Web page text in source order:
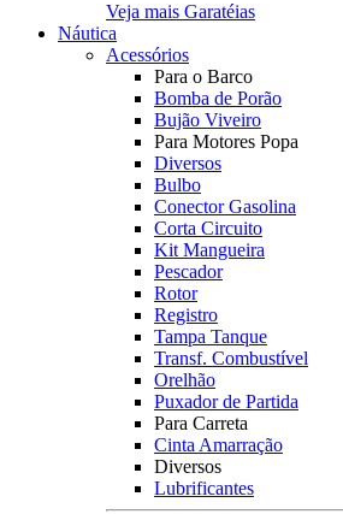
Veja mais Garatéias
Náutica
Acessórios
Para o Barco
Bomba de Porão
Bujão Viveiro
Para Motores Popa
Diversos
Bulbo
Conector Gasolina
Corta Circuito
Kit Mangueira
Pescador
Rotor
Registro
Tampa Tanque
Transf. Combustível
Orelhão
Puxador de Partida
Para Carreta
Cinta Amarração
Diversos
Lubrificantes